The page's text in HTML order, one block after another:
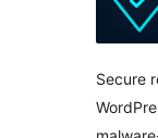
Secure